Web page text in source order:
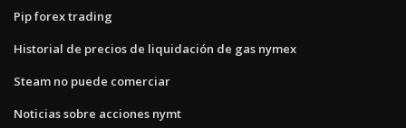
Pip forex trading
Historial de precios de liquidación de gas nymex
Steam no puede comerciar
Noticias sobre acciones nymt